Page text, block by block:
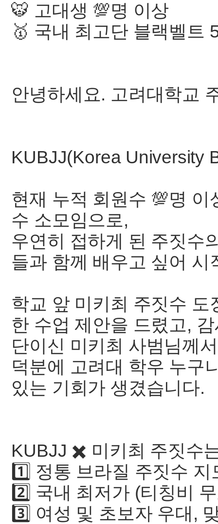
🐯 고대생 💯명 이상
🥇 국내 최고단 블랙벨
안녕하세요. 고려대학교
KUBJJ(Korea University
현재 누적 회원수 💯명
수 소모임으로,
우연히 접하게 된 주짓수
들과 함께 배우고 싶어 시
학교 앞 미키최 주짓수
한 수업 제안을 드렸고,
단이신 미키최 사범님께
덕분에 고려대 학우 누구
있는 기회가 생겼습니다.
KUBJJ ✖️ 미키최 주짓수
1️⃣ 정통 브라질 주짓수 지
2️⃣ 국내 최저가 (티칭비
3️⃣ 여성 및 초보자 우대,